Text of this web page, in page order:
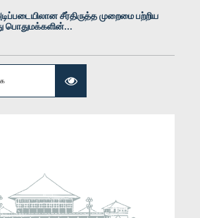
சுதர்ஷினி பர்னாந்துபுள்ளே, பா.உ.
உறுப்பினர்
சீர்திருத்த முறைமை பற்றிய
குறித்து பொதுமக்களின்...